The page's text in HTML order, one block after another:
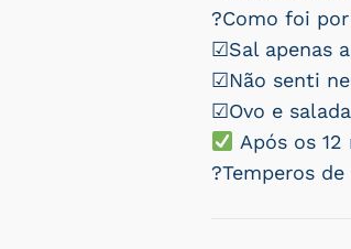
?Como foi
☑Sal apenas
☑Não senti
☑Ovo e
Após os 12
?Temperos